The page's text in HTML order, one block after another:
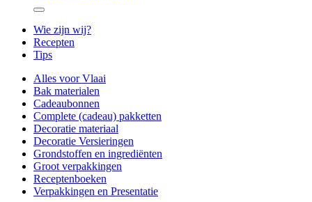
Wie zijn wij?
Recepten
Tips
Alles voor Vlaai
Bak materialen
Cadeaubonnen
Complete (cadeau) pakketten
Decoratie materiaal
Decoratie Versieringen
Grondstoffen en ingrediënten
Groot verpakkingen
Receptenboeken
Verpakkingen en Presentatie